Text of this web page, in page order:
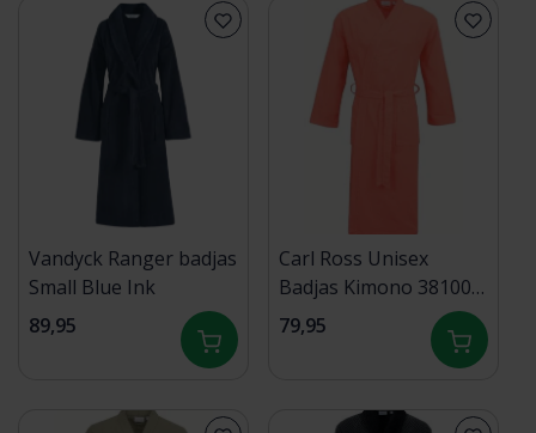
Vandyck Ranger badjas
Small Blue Ink
89,95
Carl Ross Unisex
Badjas Kimono 38100
Coral/Offwhite M
79,95